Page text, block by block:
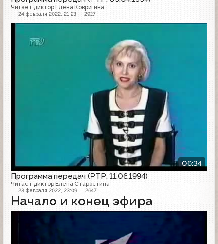
Читает диктор Елена Ковригина
24 февраля 2022, 21:23 2927
06:34
Программа передач (РТР, 11.06.1994)
Читает диктор Елена Старостина
23 февраля 2022, 23:09 2647
Начало и конец эфира